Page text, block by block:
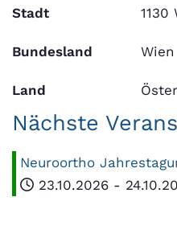
Stadt 1130
Bundesland Wien
Land
Nächste
Neuroortho
23.10.2026 -